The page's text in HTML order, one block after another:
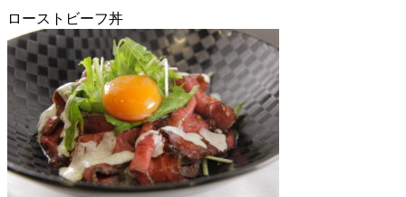
ローストビーフ丼